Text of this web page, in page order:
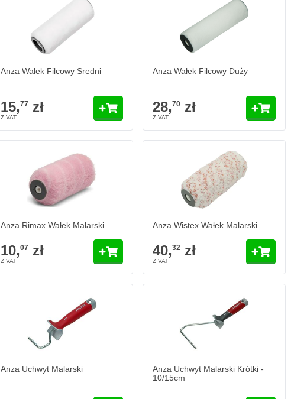
Anza Wałek Filcowy Średni
15,77zł
Anza Wałek Filcowy Duży
28,70 zł
W magazynie
Dodaj do koszyka
Anza Rimax Wałek Malarski
10,07zł
W magazynie
Anza Wistex Wałek Malarski
40,32 zł
Anza Uchwyt Malarski
Anza Uchwyt Malarski Krótki -
10/15cm